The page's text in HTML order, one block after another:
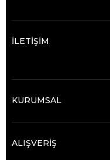
İLETİŞİM
KURUMSAL
ALIŞVERİŞ